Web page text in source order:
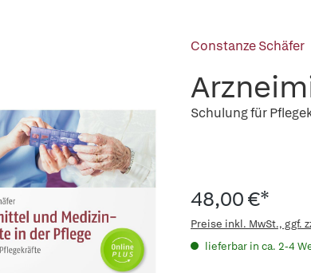
Constanze Schäfer
Schulung für
48,00 €*
Preise inkl. MwSt., ggf.
lieferbar in ca. 2-4